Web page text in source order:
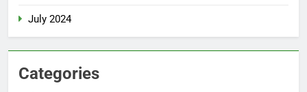
July 2024
Categories